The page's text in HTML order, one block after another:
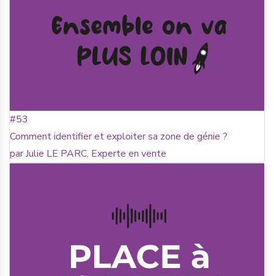
#53
Comment identifier et exploiter sa zone de génie ?
par Julie LE PARC, Experte en vente